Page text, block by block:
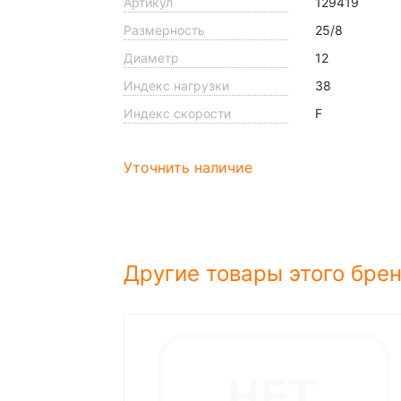
Размерность
25/8
Диаметр
12
Индекс нагрузки
38
Индекс скорости
F
Уточнить наличие
Другие товары этого